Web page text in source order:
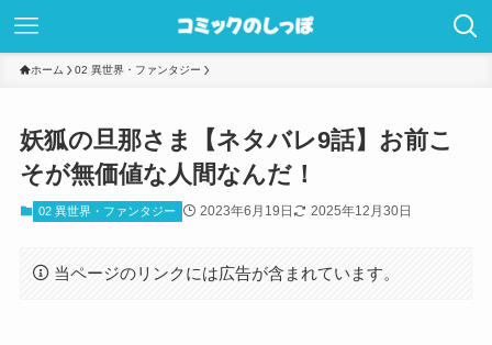
ホーム 02 異世界・ファンタジー
妖狐の旦那さま【ネタバレ9話】お前こ
そが無価値な人間なんだ！
02 異世界・ファンタジー 2023年6月19日 2025年12月30日
当ページのリンクには広告が含まれています。